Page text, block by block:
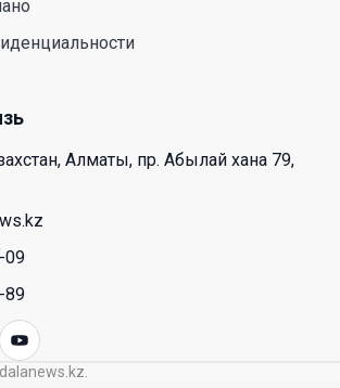
экономического партнерства:
выйдут в эфире
телеканалов
инвестиционного рынка
Алматы, пр. Абылай хана 79,
09
89